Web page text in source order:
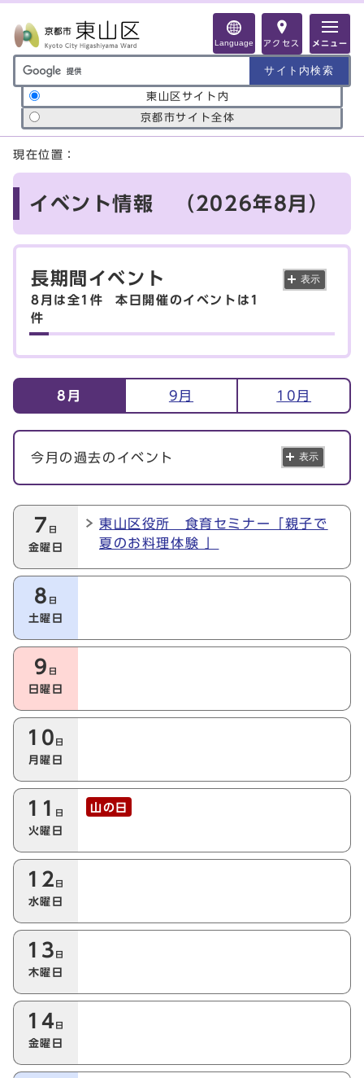
Language アクセス メニュー
サイト内検索の範囲
東山区サイト内
京都市サイト全体
ここから本文です
現在位置：
イベント情報 （2026年8月）
長期間イベント
8月は全1件
本日開催のイベントは1
件
表示
イベント情報
8月 9月 10月
今月の過去のイベント 表示
今月の本日以降のイベント
7 日
金曜日
東山区役所 食育セミナー「親子で
夏のお料理体験 」
8 日
土曜日
9 日
日曜日
10 日
月曜日
11 日
火曜日
山の日
12 日
水曜日
13 日
木曜日
14 日
金曜日